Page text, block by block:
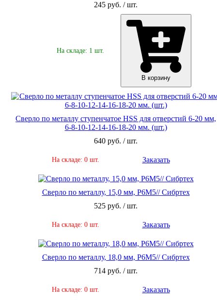
245 руб. / шт.
На складе: 1 шт.
В корзину
Сверло по металлу ступенчатое HSS для отверстий 6-20 мм,
6-8-10-12-14-16-18-20 мм. (шт.)
640 руб. / шт.
На складе: 0 шт. Заказать
Сверло по металлу, 15,0 мм, Р6М5// Сибртех
525 руб. / шт.
На складе: 0 шт. Заказать
Сверло по металлу, 18,0 мм, Р6М5// Сибртех
714 руб. / шт.
На складе: 0 шт. Заказать